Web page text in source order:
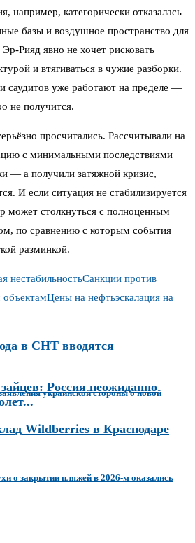
например, категорически отказалась
базы и воздушное пространство для
Рияд явно не хочет рисковать
и втягиваться в чужие разборки.
саудитов уже работают на пределе —
не получится.
просчитались. Рассчитывали на
с минимальными последствиями
— а получили затяжной кризис,
И если ситуация не стабилизируется
может столкнуться с полноценным
по сравнению с которым события
разминкой.
нестабильностьСанкции против
Цены на нефтьэскалация на
в СНТ вводятся
Россия неожиданно
Wildberries в Краснодаре
украинской стороны о новой
о закрытии пляжей в 2026-м оказались